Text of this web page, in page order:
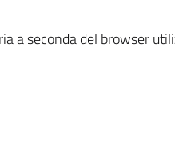
a seconda del browser